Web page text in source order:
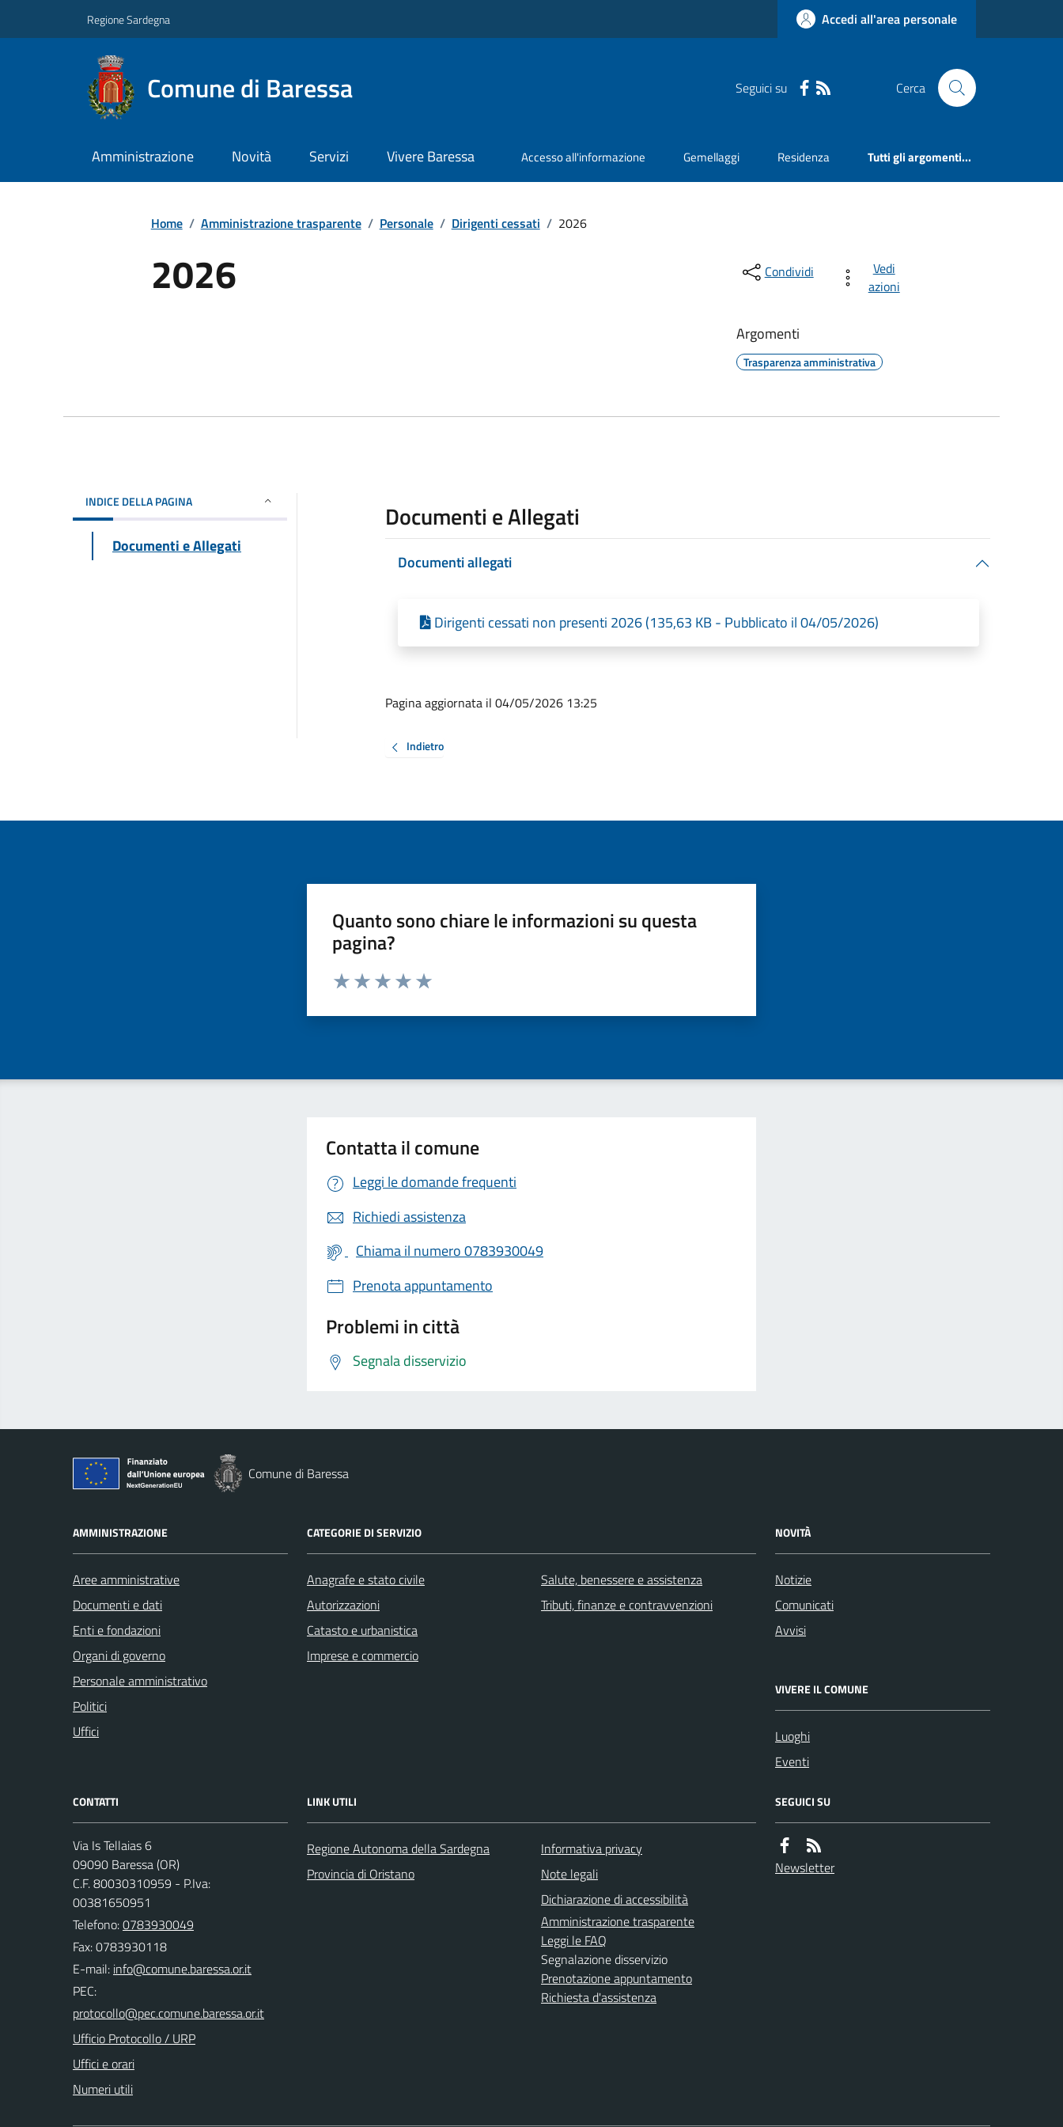
Regione Sardegna Accedi all'area personale
Comune di Baressa Seguici su Cerca
Amministrazione Novità Servizi Vivere Baressa Accesso all'informazione Gemellaggi Residenza Tutti gli argomenti...
Home / Amministrazione trasparente / Personale / Dirigenti cessati / 2026
2026 Condividi
Vedi
azioni
Argomenti
Trasparenza amministrativa
INDICE DELLA PAGINA
Documenti e Allegati
Documenti e Allegati
Documenti allegati
Dirigenti cessati non presenti 2026 (135,63 KB - Pubblicato il 04/05/2026)
Pagina aggiornata il 04/05/2026 13:25
Indietro
Quanto sono chiare le informazioni su questa
pagina?
Valuta da 1 a 5 stelle la pagina
Contatta il comune
Leggi le domande frequenti
Richiedi assistenza
Chiama il numero 0783930049
Prenota appuntamento
Problemi in città
Segnala disservizio
Comune di Baressa
AMMINISTRAZIONE
Aree amministrative
Documenti e dati
Enti e fondazioni
Organi di governo
Personale amministrativo
Politici
Uffici
CATEGORIE DI SERVIZIO
Anagrafe e stato civile
Autorizzazioni
Catasto e urbanistica
Imprese e commercio
Salute, benessere e assistenza
Tributi, finanze e contravvenzioni
NOVITÀ
Notizie
Comunicati
Avvisi
VIVERE IL COMUNE
Luoghi
Eventi
CONTATTI
Via Is Tellaias 6
09090 Baressa (OR)
C.F. 80030310959 - P.Iva:
00381650951
Telefono:0783930049
Fax: 0783930118
E-mail:
PEC:
Ufficio Protocollo / URP
Uffici e orari
Numeri utili
LINK UTILI
Regione Autonoma della Sardegna
Provincia di Oristano
Informativa privacy
Note legali
Dichiarazione di accessibilità
Amministrazione trasparente
Leggi le FAQ
Segnalazione disservizio
Prenotazione appuntamento
Richiesta d'assistenza
SEGUICI SU
Newsletter